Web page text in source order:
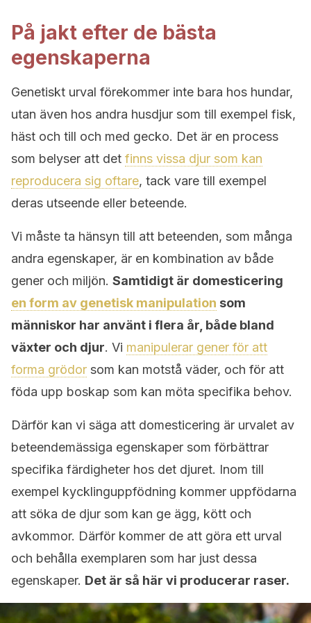
På jakt efter de bästa
egenskaperna
Genetiskt urval förekommer inte bara hos hundar,
utan även hos andra husdjur som till exempel fisk,
häst och till och med gecko. Det är en process
som belyser att det finns vissa djur som kan
reproducera sig oftare, tack vare till exempel
deras utseende eller beteende.
Vi måste ta hänsyn till att beteenden, som många
andra egenskaper, är en kombination av både
gener och miljön. Samtidigt är domesticering
en form av genetisk manipulation som
människor har använt i flera år, både bland
växter och djur. Vi manipulerar gener för att
forma grödor som kan motstå väder, och för att
föda upp boskap som kan möta specifika behov.
Därför kan vi säga att domesticering är urvalet av
beteendemässiga egenskaper som förbättrar
specifika färdigheter hos det djuret. Inom till
exempel kycklinguppfödning kommer uppfödarna
att söka de djur som kan ge ägg, kött och
avkommor. Därför kommer de att göra ett urval
och behålla exemplaren som har just dessa
egenskaper. Det är så här vi producerar raser.